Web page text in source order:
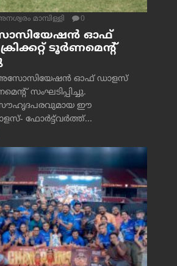
മാമ്പിള്ളി 0
ഓഫ്
ടൂർണമെന്റ്
അസോസിയേഷൻ ഓഫ് ഡാളസ്
സംഘടിപ്പിച്ചു.
ഈ
ഫോർട്ട്‌വര്‍ത്ത്...